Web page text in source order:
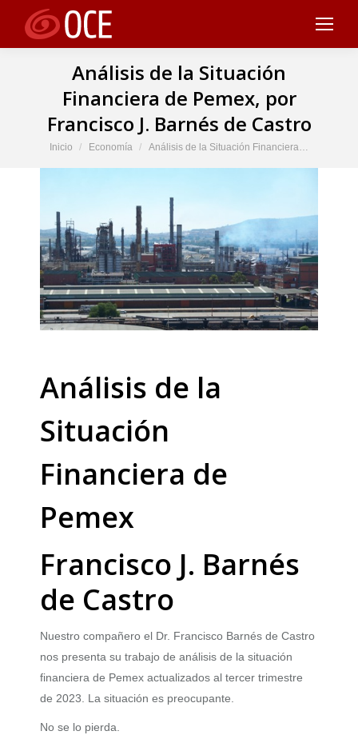
Análisis de la Situación
Financiera de Pemex, por
Francisco J. Barnés de Castro
Estás aquí:
Inicio Economía Análisis de la Situación Financiera…
Análisis de la
Situación
Financiera de
Pemex
Francisco J. Barnés
de Castro
Nuestro compañero el Dr. Francisco Barnés de Castro
nos presenta su trabajo de análisis de la situación
financiera de Pemex actualizados al tercer trimestre
de 2023. La situación es preocupante.
No se lo pierda.